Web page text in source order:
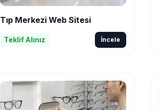
Tıp Merkezi Web Sitesi
Teklif Alınız İncele